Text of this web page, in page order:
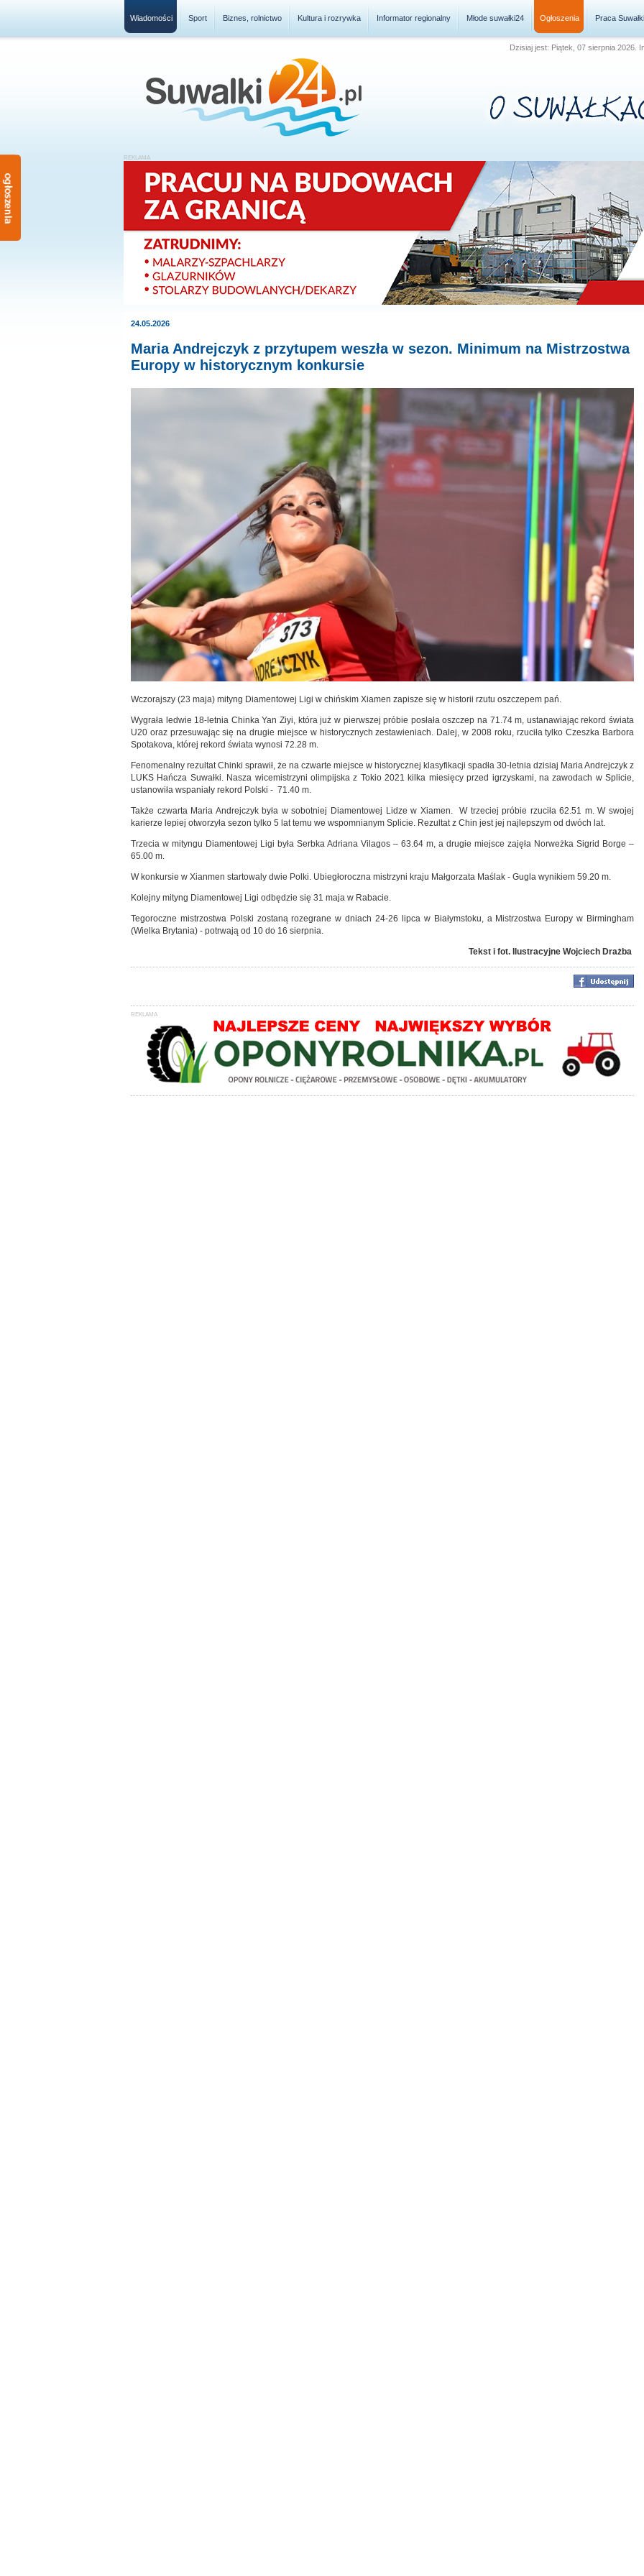
Wiadomości Sport Biznes, rolnictwo Kultura i rozrywka Informator regionalny Młode suwałki24 Ogłoszenia Praca Suwałki
Dzisiaj jest: Piątek, 07 sierpnia 2026.
24.05.2026
Maria Andrejczyk z przytupem weszła w sezon. Minimum na Mistrzostwa
Europy w historycznym konkursie
Wczorajszy (23 maja) mityng Diamentowej Ligi w chińskim Xiamen zapisze się w historii rzutu oszczepem pań.
Wygrała ledwie 18-letnia Chinka Yan Ziyi, która już w pierwszej próbie posłała oszczep na 71.74 m, ustanawiając rekord świata
U20 oraz przesuwając się na drugie miejsce w historycznych zestawieniach. Dalej, w 2008 roku, rzuciła tylko Czeszka Barbora
Spotakova, której rekord świata wynosi 72.28 m.
Fenomenalny rezultat Chinki sprawił, że na czwarte miejsce w historycznej klasyfikacji spadła 30-letnia dzisiaj Maria Andrejczyk z
LUKS Hańcza Suwałki. Nasza wicemistrzyni olimpijska z Tokio 2021 kilka miesięcy przed igrzyskami, na zawodach w Splicie,
ustanowiła wspaniały rekord Polski - 71.40 m.
Także czwarta Maria Andrejczyk była w sobotniej Diamentowej Lidze w Xiamen. W trzeciej próbie rzuciła 62.51 m. W swojej
karierze lepiej otworzyła sezon tylko 5 lat temu we wspomnianym Splicie. Rezultat z Chin jest jej najlepszym od dwóch lat.
Trzecia w mityngu Diamentowej Ligi była Serbka Adriana Vilagos – 63.64 m, a drugie miejsce zajęła Norweżka Sigrid Borge –
65.00 m.
W konkursie w Xianmen startowaly dwie Polki. Ubiegłoroczna mistrzyni kraju Małgorzata Maślak - Gugla wynikiem 59.20 m.
Kolejny mityng Diamentowej Ligi odbędzie się 31 maja w Rabacie.
Tegoroczne mistrzostwa Polski zostaną rozegrane w dniach 24-26 lipca w Białymstoku, a Mistrzostwa Europy w Birmingham
(Wielka Brytania) - potrwają od 10 do 16 sierpnia.
Tekst i fot. Ilustracyjne Wojciech Drażba